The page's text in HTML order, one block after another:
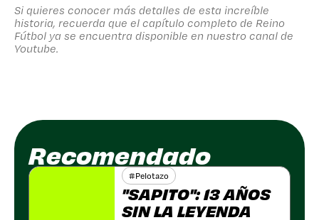
Si quieres conocer más detalles de esta increíble
historia, recuerda que el capítulo completo de Reino
Fútbol ya se encuentra disponible en nuestro canal de
Youtube.
Recomendado
#Pelotazo
"SAPITO": 13 AÑOS
SIN LA LEYENDA